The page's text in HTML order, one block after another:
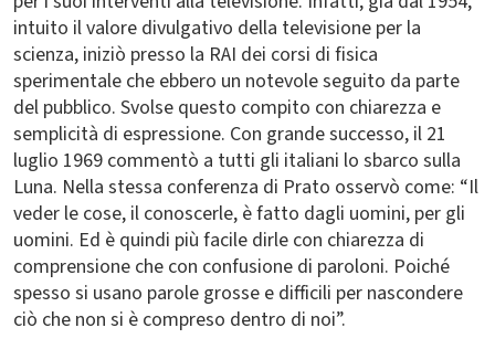
intuito il valore divulgativo della televisione per la
scienza, iniziò presso la RAI dei corsi di fisica
sperimentale che ebbero un notevole seguito da parte
del pubblico. Svolse questo compito con chiarezza e
semplicità di espressione. Con grande successo, il 21
luglio 1969 commentò a tutti gli italiani lo sbarco sulla
Luna. Nella stessa conferenza di Prato osservò come: “Il
veder le cose, il conoscerle, è fatto dagli uomini, per gli
uomini. Ed è quindi più facile dirle con chiarezza di
comprensione che con confusione di paroloni. Poiché
spesso si usano parole grosse e difficili per nascondere
ciò che non si è compreso dentro di noi”.